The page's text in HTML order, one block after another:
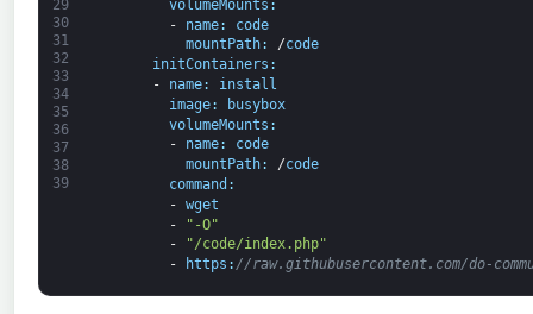
29
30
31
32
33
34
35
36
37
38
39
volumeMounts :
-
name:
code
mountPath: /code
initContainers :
-
name:
install
image:
busybox
volumeMounts :
-
name:
code
mountPath: /code
command :
- wget
-
"-O"
-
"/code/index.php"
-
https : //raw.githubusercontent.com/do-